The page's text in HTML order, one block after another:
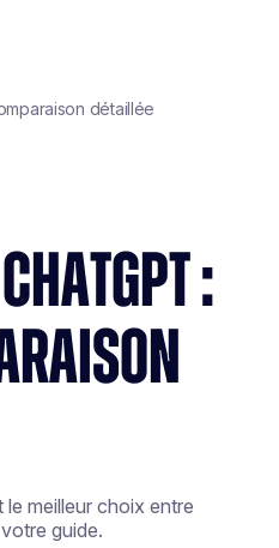
détaillée
:
meilleur choix entre
guide.